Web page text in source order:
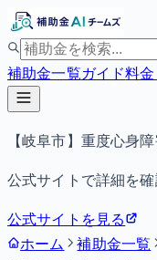
補助金一覧ガイド料
【岐阜市】重度心身
公式サイトで詳細を
公式サイトを見る
ホーム
補助金一覧